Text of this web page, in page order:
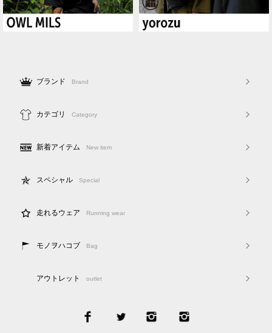
ブランド Brand
カテゴリ Category
新着アイテム New item
スペシャル Special
走れるウェア Running wear
モノヲハコブ Bag
アウトレット outlet